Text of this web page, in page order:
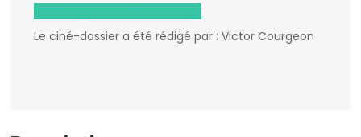
Le ciné-dossier a été rédigé par : Victor Courgeon